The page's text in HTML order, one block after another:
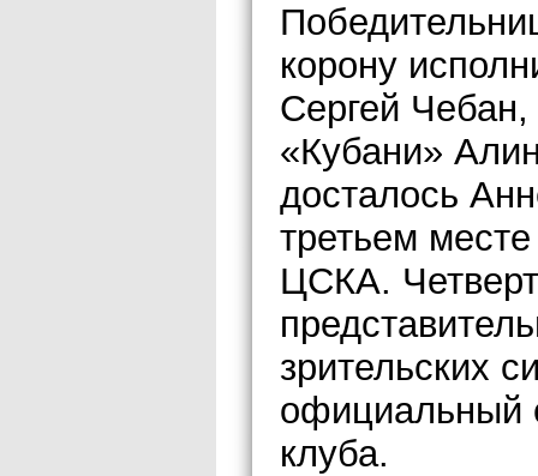
корону
Сергей Чебан,
«Кубани»
досталось
третьем
ЦСКА.
зрительских
официальный
клуба.